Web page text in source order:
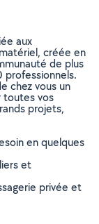
aux
créée en
de plus
chez vous un
toutes vos
projets,
en quelques
et
privée et